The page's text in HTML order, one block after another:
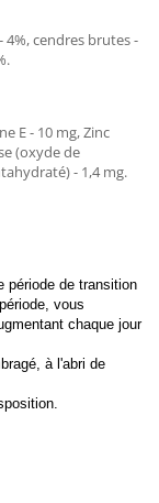
4%, cendres brutes -
E - 10 mg, Zinc
(oxyde de
- 1,4 mg.
période de transition
vous
chaque jour
à l'abri de